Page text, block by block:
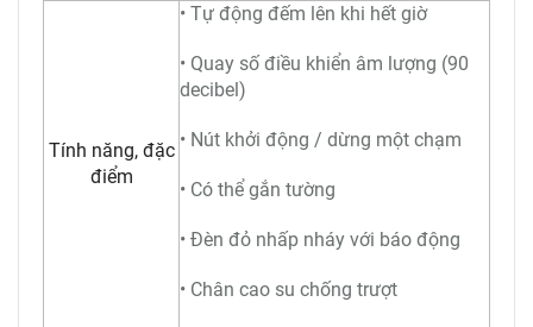
Tính năng, đặc
điểm
• Tự động đếm lên khi hết giờ
• Quay số điều khiển âm lượng (90
decibel)
• Nút khởi động / dừng một chạm
• Có thể gắn tường
• Đèn đỏ nhấp nháy với báo động
• Chân cao su chống trượt